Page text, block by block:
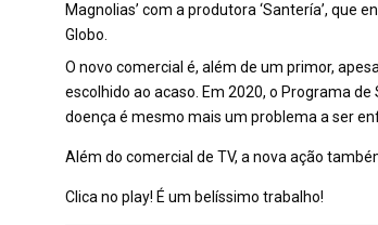
Magnolias’ com a produtora ‘Santería’, que
Globo.
O novo comercial é, além de um primor,
escolhido ao acaso. Em 2020, o Programa
doença é mesmo mais um problema a ser
Além do comercial de TV, a nova ação
Clica no play! É um belíssimo trabalho!